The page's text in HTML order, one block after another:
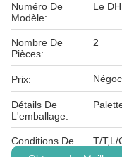
Numéro De
Modèle:
Le
Nombre De
Pièces:
2
Prix:
Détails De
L'emballage:
Conditions De
Paiement:
T/T,L/